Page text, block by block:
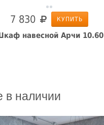
7 830 КУПИТЬ
навесной Арчи 10.60
в наличии